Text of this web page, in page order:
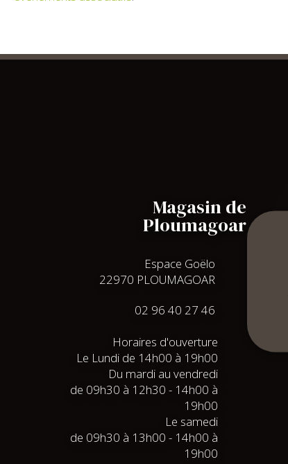
Magasin de
Ploumagoar
Espace Goëlo
22970 PLOUMAGOAR
02 96 40 27 46
Horaires d'ouverture
Le Lundi de 14h00 à 19h00
Du mardi au vendredi
de 09h30 à 12h30 - 14h00 à
19h00
Le samedi
de 09h30 à 13h00 - 14h00 à
19h00